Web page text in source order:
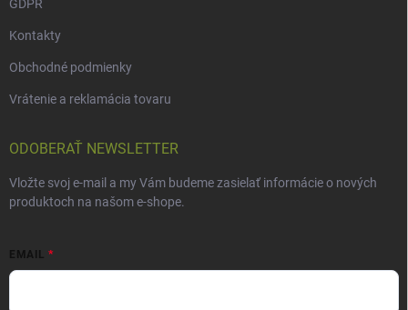
GDPR
Kontakty
Obchodné podmienky
Vrátenie a reklamácia tovaru
ODOBERAŤ NEWSLETTER
Vložte svoj e-mail a my Vám budeme zasielať informácie o nových
produktoch na našom e-shope.
EMAIL